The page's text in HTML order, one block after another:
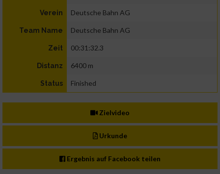
Verein Deutsche Bahn AG
Team Name Deutsche Bahn AG
Zeit 00:31:32.3
Distanz 6400 m
Status Finished
Zielvideo
Urkunde
Ergebnis auf Facebook teilen